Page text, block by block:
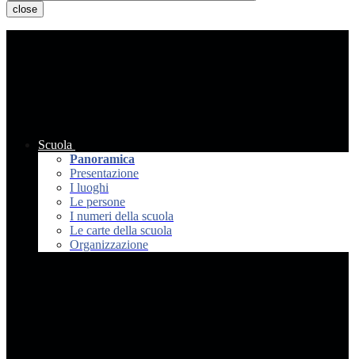
close
Scuola
Panoramica
Presentazione
I luoghi
Le persone
I numeri della scuola
Le carte della scuola
Organizzazione